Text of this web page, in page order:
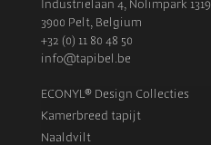
Industrielaan 4, Nolimpark 1319
3900 Pelt, Belgium
+32 (0) 11 80 48 50
info@tapibel.be
ECONYL® Design Collecties
Kamerbreed tapijt
Naaldvilt